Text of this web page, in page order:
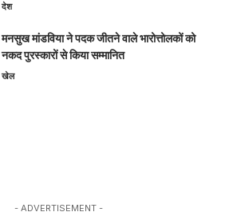
देश
मनसुख मांडविया ने पदक जीतने वाले भारोत्तोलकों को
नकद पुरस्कारों से किया सम्मानित
खेल
- ADVERTISEMENT -